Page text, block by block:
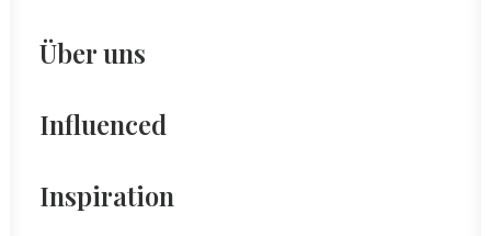
Über uns
Influenced
Inspiration